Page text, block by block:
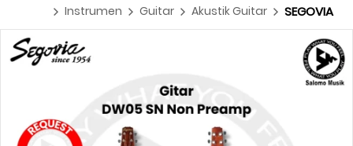
Instrumen Guitar Akustik Guitar SEGOVIA